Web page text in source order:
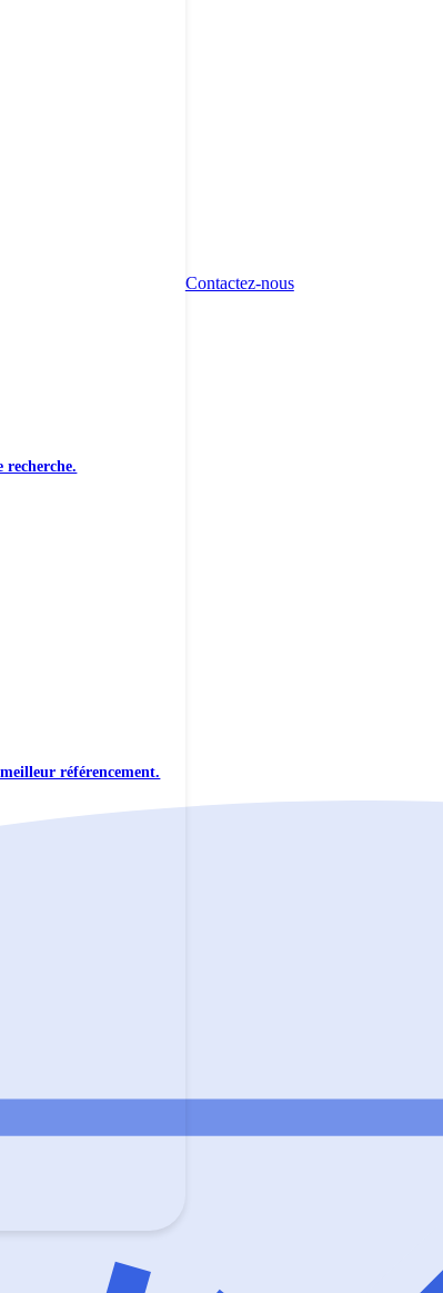
recherche.
référencement.
Contactez-nous